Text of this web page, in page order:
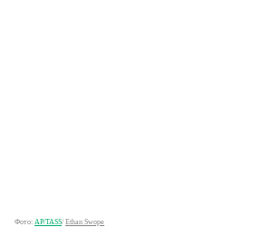
Фото: AP/TASS/ Ethan Swope